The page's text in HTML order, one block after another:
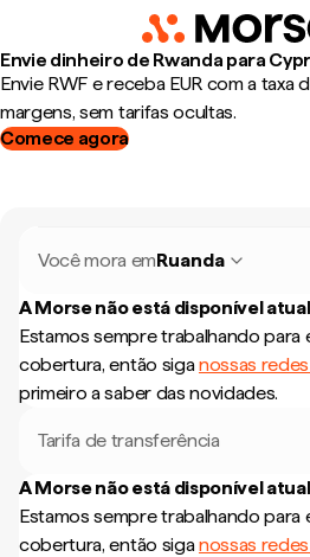
Envie dinheiro de Rwanda para
Envie RWF e receba EUR com a taxa
margens, sem tarifas ocultas.
Comece agora
Você mora emRuanda
A Morse não está disponível
Estamos sempre trabalhando para
cobertura, então siganossas
primeiro a saber das novidades.
Tarifa de transferência
A Morse não está disponível
Estamos sempre trabalhando para
cobertura, então siganossas